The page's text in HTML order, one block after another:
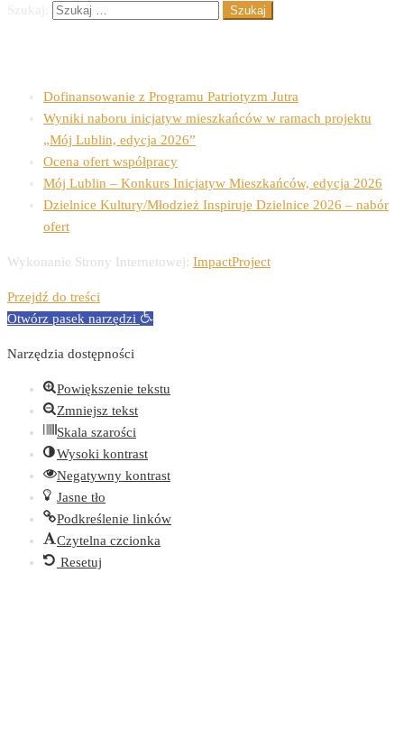
Dofinansowanie z Programu Patriotyzm Jutra
Wyniki naboru inicjatyw mieszkańców w ramach projektu
„Mój Lublin, edycja 2026”
Ocena ofert współpracy
Mój Lublin – Konkurs Inicjatyw Mieszkańców, edycja 2026
Dzielnice Kultury/Młodzież Inspiruje Dzielnice 2026 – nabór
ofert
Wykonanie Strony Internetowej: ImpactProject
Przejdź do treści
Otwórz pasek narzędzi
Narzędzia dostępności
Powiększenie tekstu
Zmniejsz tekst
Skala szarości
Wysoki kontrast
Negatywny kontrast
Jasne tło
Podkreślenie linków
Czytelna czcionka
Resetuj